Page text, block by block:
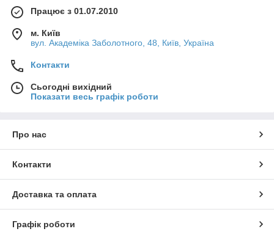
Працює з 01.07.2010
м. Київ
вул. Академіка Заболотного, 48, Київ, Україна
Контакти
Сьогодні вихідний
Показати весь графік роботи
Про нас
Контакти
Доставка та оплата
Графік роботи